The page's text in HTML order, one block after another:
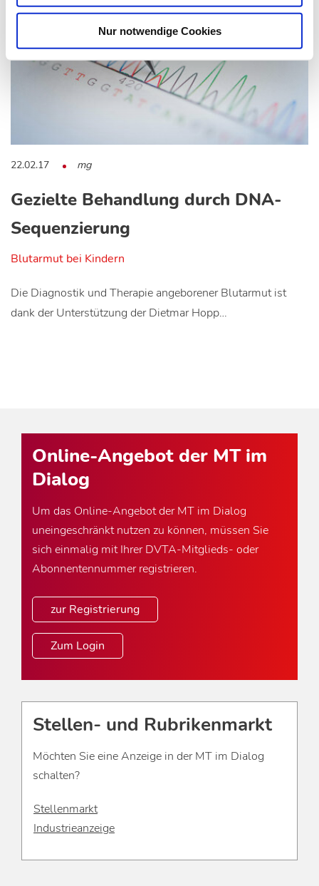
Nur notwendige Cookies
22.02.17 mg
Gezielte Behandlung durch DNA-
Sequenzierung
Blutarmut bei Kindern
Die Diagnostik und Therapie angeborener Blutarmut ist
dank der Unterstützung der Dietmar Hopp…
Online-Angebot der MT im
Dialog
Um das Online-Angebot der MT im Dialog
uneingeschränkt nutzen zu können, müssen Sie
sich einmalig mit Ihrer DVTA-Mitglieds- oder
Abonnentennummer registrieren.
zur Registrierung
Zum Login
Stellen- und Rubrikenmarkt
Möchten Sie eine Anzeige in der MT im Dialog
schalten?
Stellenmarkt
Industrieanzeige